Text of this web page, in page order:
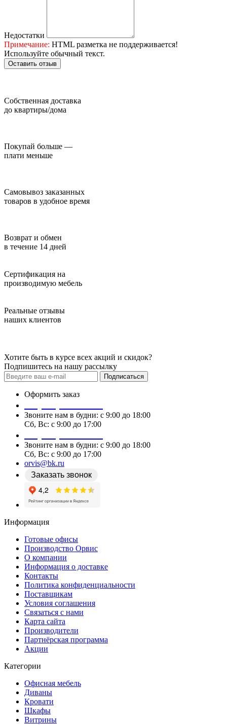
Недостатки
Примечание: HTML разметка не поддерживается!
Используйте обычный текст.
Оставить отзыв
Собственная доставка
до квартиры/дома
Покупай больше —
плати меньше
Самовывоз заказанных
товаров в удобное время
Возврат и обмен
в течение 14 дней
Сертификация на
производимую мебель
Реальные отзывы
наших клиентов
Хотите быть в курсе всех акций и скидок?
Подпишитесь на нашу рассылку
Подписаться
Оформить заказ
Звоните нам в будни: c 9:00 до 18:00
Сб, Вс: c 9:00 до 17:00
Звоните нам в будни: c 9:00 до 18:00
Сб, Вс: c 9:00 до 17:00
orvis@bk.ru
Заказать звонок
Информация
Готовые офисы
Производство Орвис
О компании
Информация о доставке
Контакты
Политика конфиденциальности
Поставщикам
Условия соглашения
Связаться с нами
Карта сайта
Производители
Партнёрская программа
Акции
Категории
Офисная мебель
Диваны
Кровати
Шкафы
Витрины